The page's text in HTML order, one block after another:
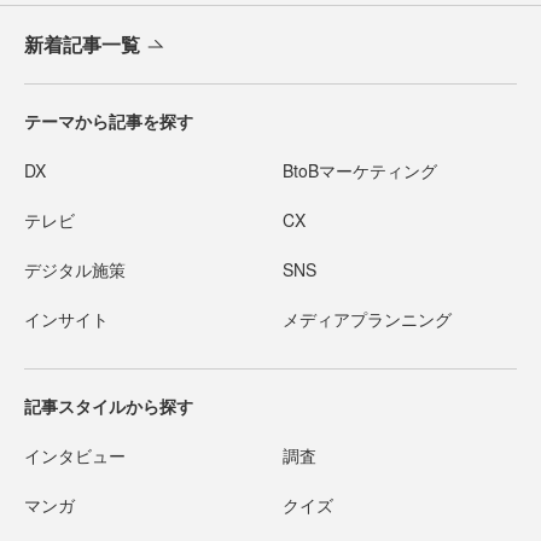
新着記事一覧
テーマから記事を探す
DX BtoBマーケティング
テレビ CX
デジタル施策 SNS
インサイト メディアプランニング
記事スタイルから探す
インタビュー 調査
マンガ クイズ